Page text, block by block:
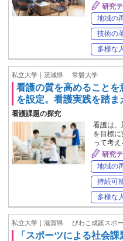
研究
地域の
技術の
多様な
私立大学｜茨城県 常磐大学
看護の質を高めること
を設定。看護実践を踏
看護課題の探究
看護は、
を目標
って考
研究
地域の
持続可
多様な
私立大学｜滋賀県 びわこ成蹊スポ
「スポーツによる社会